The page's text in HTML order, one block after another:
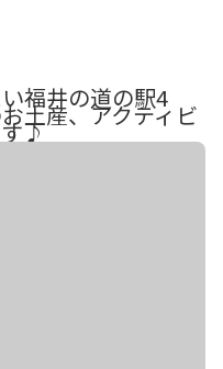
福井の道の駅4
土産、アクティビ
す♪